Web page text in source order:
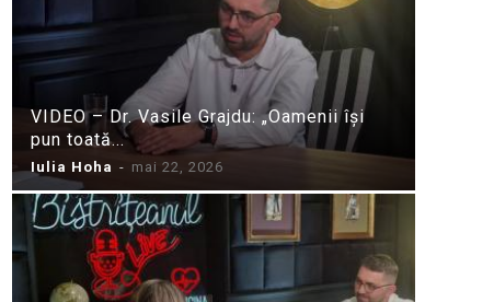
VIDEO – Dr. Vasile Grajdu: „Oamenii își
pun toată...
Iulia Hoha - mai 22, 2026